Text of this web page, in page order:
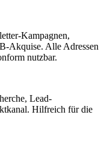
Kampagnen,
Akquise. Alle Adressen
nutzbar.
Lead-
Hilfreich für die